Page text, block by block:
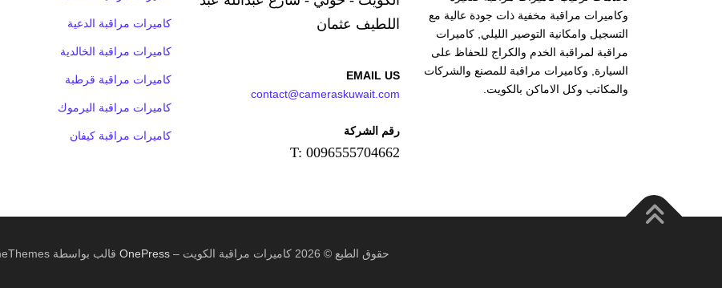
وكاميرات مراقبة مخفية ذات جودة عالية مع
التسجيل وامكانية التوصير الليلي, كاميرات
مراقبة لمراقبة الخدم والكراج للحفاظ على
السيارة, وكاميرات مراقبة للمصنع والشركات
والمكاتب وكل الاماكن بالكويت.
اللطيف عثمان
EMAIL US
contact@cameraskuwait.com
رقم الشركة
T: 0096555704662
كاميرات مراقبة الدعية
كاميرات مراقبة الخالدية
كاميرات مراقبة قرطبة
كاميرات مراقبة اليرموك
كاميرات مراقبة كيفان
حقوق الطبع © 2026 كاميرات مراقبة الكويت –
OnePress قالب بواسطة FameThemes